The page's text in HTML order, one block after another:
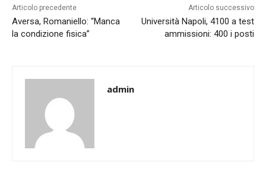
Articolo precedente
Aversa, Romaniello: “Manca
la condizione fisica”
Articolo successivo
Università Napoli, 4100 a test
ammissioni: 400 i posti
admin